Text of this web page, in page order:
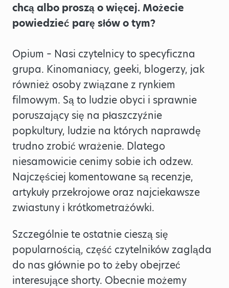
chcą albo proszą o więcej. Możecie
powiedzieć parę słów o tym?
Opium – Nasi czytelnicy to specyficzna
grupa. Kinomaniacy, geeki, blogerzy, jak
również osoby związane z rynkiem
filmowym. Są to ludzie obyci i sprawnie
poruszający się na płaszczyźnie
popkultury, ludzie na których naprawdę
trudno zrobić wrażenie. Dlatego
niesamowicie cenimy sobie ich odzew.
Najczęściej komentowane są recenzje,
artykuły przekrojowe oraz najciekawsze
zwiastuny i krótkometrażówki.
Szczególnie te ostatnie cieszą się
popularnością, część czytelników zagląda
do nas głównie po to żeby obejrzeć
interesujące shorty. Obecnie możemy